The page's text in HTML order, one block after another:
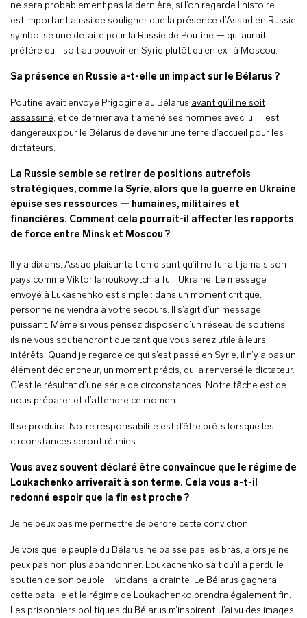
ne sera probablement pas la dernière, si l’on regarde l’histoire. Il
est important aussi de souligner que la présence d’Assad en Russie
symbolise une défaite pour la Russie de Poutine — qui aurait
préféré qu’il soit au pouvoir en Syrie plutôt qu’en exil à Moscou.
Sa présence en Russie a-t-elle un impact sur le Bélarus ?
Poutine avait envoyé Prigogine au Bélarus avant qu’il ne soit
assassiné, et ce dernier avait amené ses hommes avec lui. Il est
dangereux pour le Bélarus de devenir une terre d’accueil pour les
dictateurs.
La Russie semble se retirer de positions autrefois
stratégiques, comme la Syrie, alors que la guerre en Ukraine
épuise ses ressources — humaines, militaires et
financières. Comment cela pourrait-il affecter les rapports
de force entre Minsk et Moscou ?
Il y a dix ans, Assad plaisantait en disant qu’il ne fuirait jamais son
pays comme Viktor Ianoukovytch a fui l’Ukraine. Le message
envoyé à Lukashenko est simple : dans un moment critique,
personne ne viendra à votre secours. Il s’agit d’un message
puissant. Même si vous pensez disposer d’un réseau de soutiens,
ils ne vous soutiendront que tant que vous serez utile à leurs
intérêts. Quand je regarde ce qui s’est passé en Syrie, il n’y a pas un
élément déclencheur, un moment précis, qui a renversé le dictateur.
C’est le résultat d’une série de circonstances. Notre tâche est de
nous préparer et d’attendre ce moment.
Il se produira. Notre responsabilité est d’être prêts lorsque les
circonstances seront réunies.
Vous avez souvent déclaré être convaincue que le régime de
Loukachenko arriverait à son terme. Cela vous a-t-il
redonné espoir que la fin est proche ?
Je ne peux pas me permettre de perdre cette conviction.
Je vois que le peuple du Bélarus ne baisse pas les bras, alors je ne
peux pas non plus abandonner. Loukachenko sait qu’il a perdu le
soutien de son peuple. Il vit dans la crainte. Le Bélarus gagnera
cette bataille et le régime de Loukachenko prendra également fin.
Les prisonniers politiques du Bélarus m’inspirent. J’ai vu des images